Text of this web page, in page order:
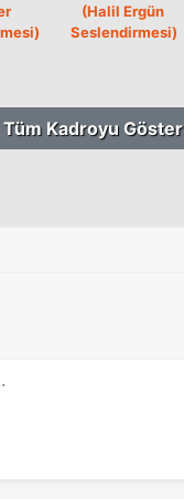
(Halil Ergün
Seslendirmesi)
Tüm Kadroyu Göster